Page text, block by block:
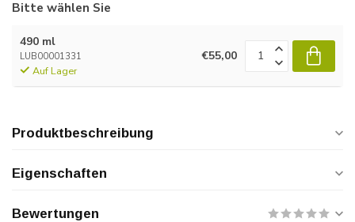
Bitte wählen Sie
490 ml
LUB00001331
Auf Lager
€55,00
Produktbeschreibung
Eigenschaften
Bewertungen